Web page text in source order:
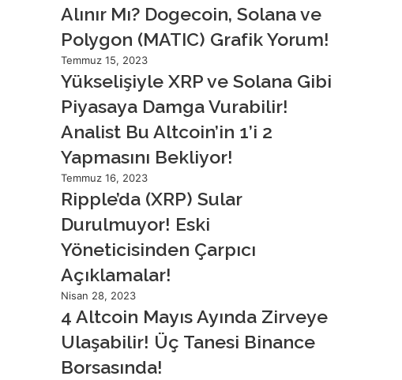
Alınır Mı? Dogecoin, Solana ve
Polygon (MATIC) Grafik Yorum!
Temmuz 15, 2023
Yükselişiyle XRP ve Solana Gibi
Piyasaya Damga Vurabilir!
Analist Bu Altcoin’in 1’i 2
Yapmasını Bekliyor!
Temmuz 16, 2023
Ripple’da (XRP) Sular
Durulmuyor! Eski
Yöneticisinden Çarpıcı
Açıklamalar!
Nisan 28, 2023
4 Altcoin Mayıs Ayında Zirveye
Ulaşabilir! Üç Tanesi Binance
Borsasında!